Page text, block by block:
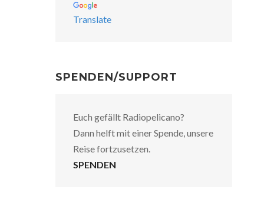
Translate
SPENDEN/SUPPORT
Euch gefällt Radiopelicano?
Dann helft mit einer Spende, unsere
Reise fortzusetzen.
SPENDEN